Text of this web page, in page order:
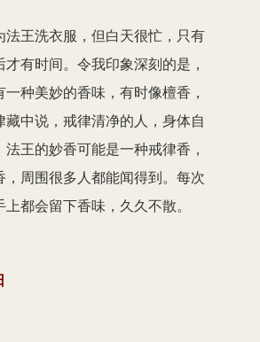
法王洗衣服，但白天很忙，只有
有时间。令我印象深刻的是，
种美妙的香味，有时像檀香，
中说，戒律清净的人，身体自
王的妙香可能是一种戒律香，
，周围很多人都能闻得到。每次
都会留下香味，久久不散。